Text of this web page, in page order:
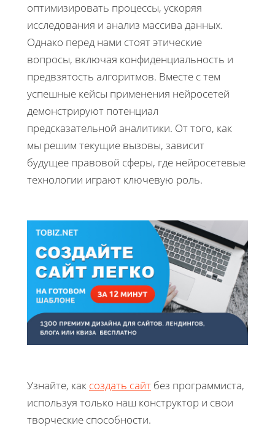
оптимизировать процессы, ускоряя
исследования и анализ массива данных.
Однако перед нами стоят этические
вопросы, включая конфиденциальность и
предвзятость алгоритмов. Вместе с тем
успешные кейсы применения нейросетей
демонстрируют потенциал
предсказательной аналитики. От того, как
мы решим текущие вызовы, зависит
будущее правовой сферы, где нейросетевые
технологии играют ключевую роль.
Узнайте, как создать сайт без программиста,
используя только наш конструктор и свои
творческие способности.